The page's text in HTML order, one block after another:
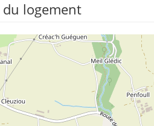
logement